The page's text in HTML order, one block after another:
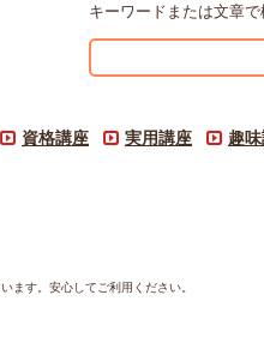
キーワードまたは文章
資格講座 実用講座 趣
ます。安心してご利用ください。